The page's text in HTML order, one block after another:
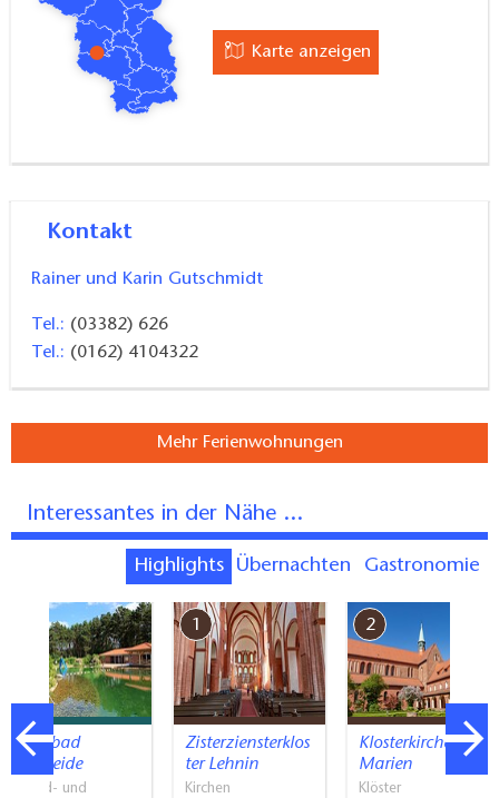
Karte anzeigen
Kontakt
Rainer und Karin Gutschmidt
Tel.: (03382) 626
Tel.: (0162) 4104322
Mehr Ferienwohnungen
Interessantes in der Nähe ...
Highlights Übernachten Gastronomie
Waldbad
Borkheide
Strand- und
1
Zisterziensterklos
ter Lehnin
Kirchen
2
Klosterkirche St.
Marien
Klöster